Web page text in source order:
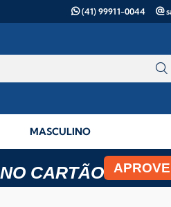
(41) 99911-0044
MASCULINO
NO CARTÃO